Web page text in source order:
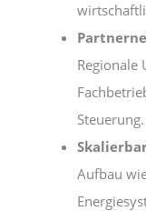
Regionale
Steuerung.
Aufbau